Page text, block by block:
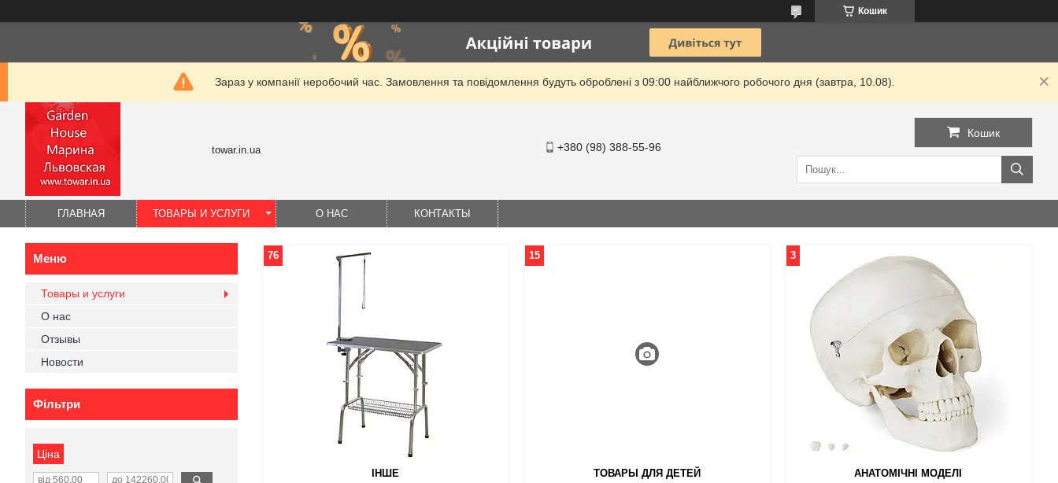
Кошик
Зараз у компанії неробочий час. Замовлення та повідомлення будуть оброблені з 09:00 найближчого робочого дня (завтра, 10.08).
towar.in.ua +380 (98) 388-55-96
Кошик
ГЛАВНАЯ ТОВАРЫ И УСЛУГИ О НАС КОНТАКТЫ
ІНШЕ
76
ТОВАРЫ ДЛЯ ДЕТЕЙ
15
АНАТОМІЧНІ МОДЕЛІ
3
Товары и услуги
О нас
Отзывы
Новости
Фільтри
Ціна